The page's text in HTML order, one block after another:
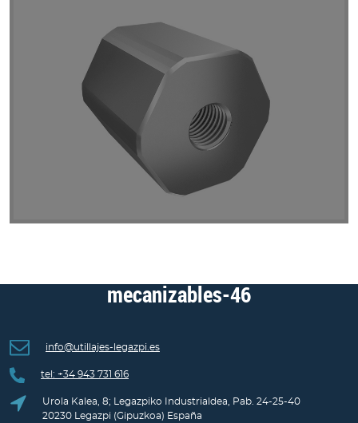
mecanizables-46
info@utillajes-legazpi.es
tel: +34 943 731 616
Urola Kalea, 8; Legazpiko Industrialdea, Pab. 24-25-40
20230 Legazpi (Gipuzkoa) España